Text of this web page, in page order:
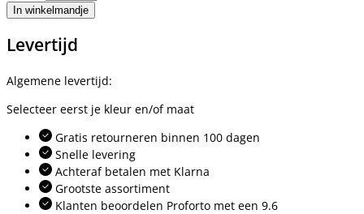
In winkelmandje
Levertijd
Algemene levertijd:
Selecteer eerst je kleur en/of maat
Gratis retourneren binnen 100 dagen
Snelle levering
Achteraf betalen met Klarna
Grootste assortiment
Klanten beoordelen Proforto met een 9.6